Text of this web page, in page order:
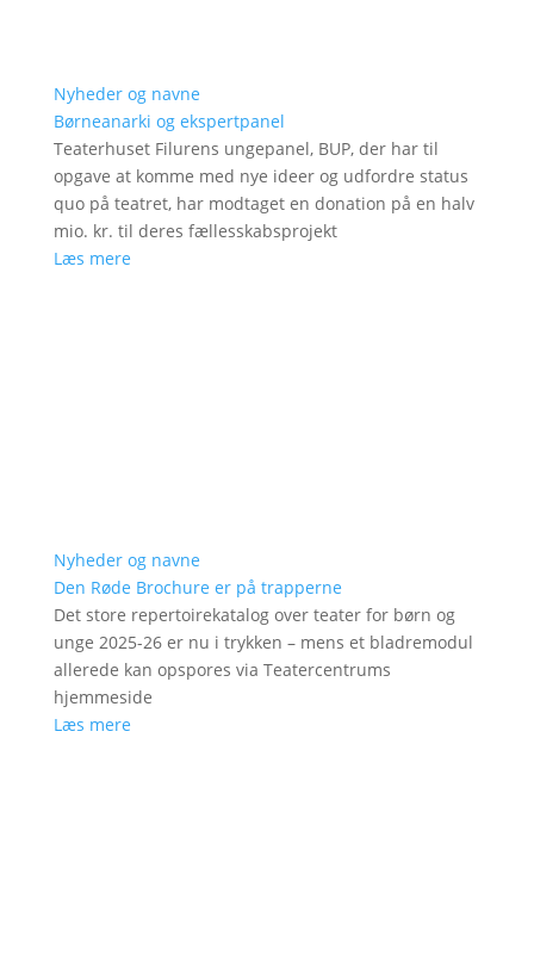
Nyheder og navne
Børneanarki og ekspertpanel
Teaterhuset Filurens ungepanel, BUP, der har til
opgave at komme med nye ideer og udfordre status
quo på teatret, har modtaget en donation på en halv
mio. kr. til deres fællesskabsprojekt
Læs mere
Nyheder og navne
Den Røde Brochure er på trapperne
Det store repertoirekatalog over teater for børn og
unge 2025-26 er nu i trykken – mens et bladremodul
allerede kan opspores via Teatercentrums
hjemmeside
Læs mere